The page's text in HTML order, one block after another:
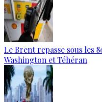
Le Brent repasse sous les
Washington et Téhéran